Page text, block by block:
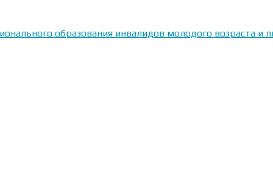
образования инвалидов молодого возраста